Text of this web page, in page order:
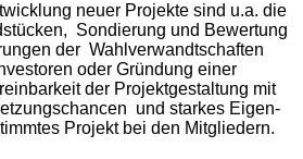
neuer Projekte sind u.a. die
Sondierung und Bewertung
der Wahlverwandtschaften
oder Gründung einer
der Projektgestaltung mit
und starkes Eigen-
Projekt bei den Mitgliedern.